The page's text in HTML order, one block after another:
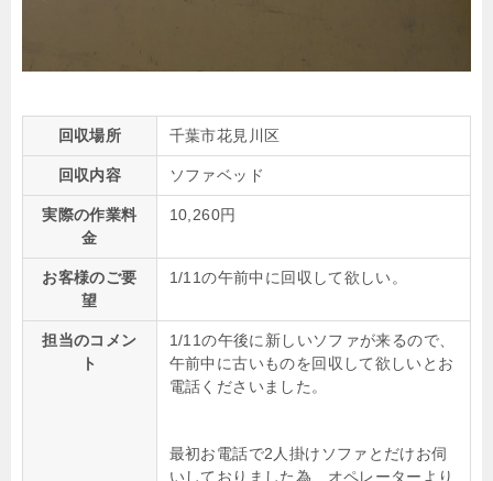
回収場所 千葉市花見川区
回収内容 ソファベッド
実際の作業料
金
10,260円
お客様のご要
望
1/11の午前中に回収して欲しい。
担当のコメン
ト
1/11の午後に新しいソファが来るので、
午前中に古いものを回収して欲しいとお
電話くださいました。
最初お電話で2人掛けソファとだけお伺
いしておりました為、オペレーターより